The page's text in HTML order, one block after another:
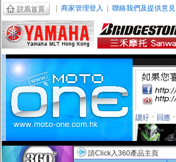
商家管理登入 聯絡我們及提供意見
請Click入360產品主頁